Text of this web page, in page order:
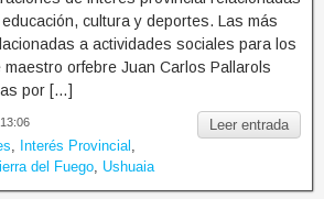
cultura y deportes. Las más
a actividades sociales para los
orfebre Juan Carlos Pallarols
por […]
Leer entrada
Interés Provincial
del Fuego Ushuaia